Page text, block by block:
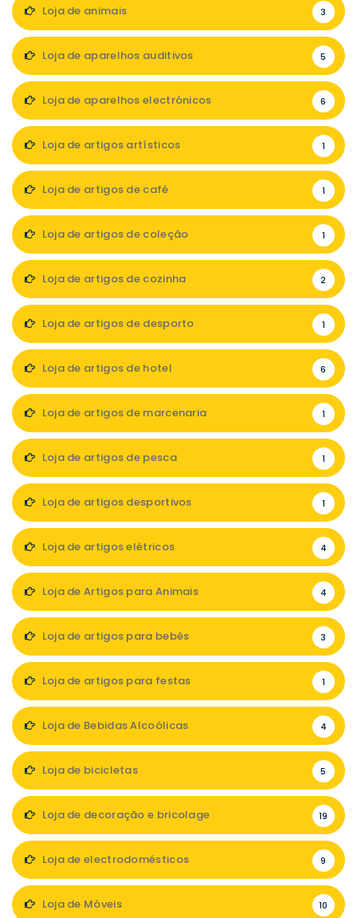
Loja de animais 3
Loja de aparelhos auditivos 5
Loja de aparelhos electrónicos 6
Loja de artigos artísticos 1
Loja de artigos de café 1
Loja de artigos de coleção 1
Loja de artigos de cozinha 2
Loja de artigos de desporto 1
Loja de artigos de hotel 6
Loja de artigos de marcenaria 1
Loja de artigos de pesca 1
Loja de artigos desportivos 1
Loja de artigos elétricos 4
Loja de Artigos para Animais 4
Loja de artigos para bebés 3
Loja de artigos para festas 1
Loja de Bebidas Alcoólicas 4
Loja de bicicletas 5
Loja de decoração e bricolage 19
Loja de electrodomésticos 9
Loja de Móveis 10